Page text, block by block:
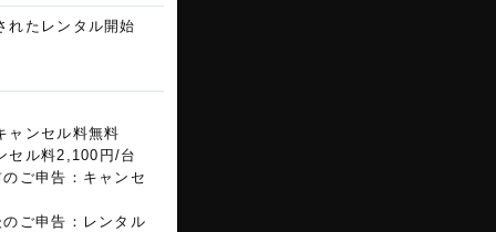
れたレンタル開始
ャンセル料無料
セル料2,100円/台
ご申告：キャンセ
ご申告：レンタル